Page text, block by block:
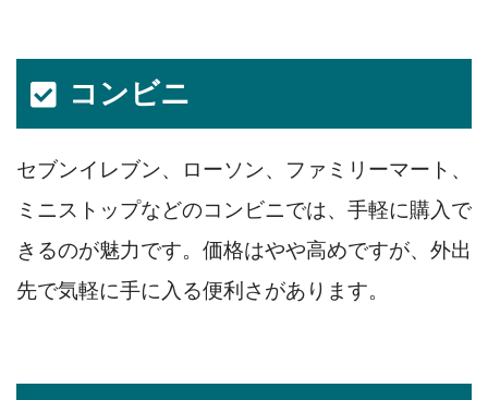
コンビニ
セブンイレブン、ローソン、ファミリーマート、
ミニストップなどのコンビニでは、手軽に購入で
きるのが魅力です。価格はやや高めですが、外出
先で気軽に手に入る便利さがあります。